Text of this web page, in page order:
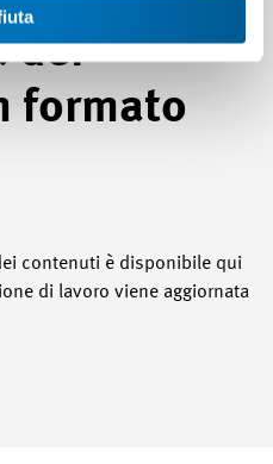
dei
formato
contenuti è disponibile qui
di lavoro viene aggiornata